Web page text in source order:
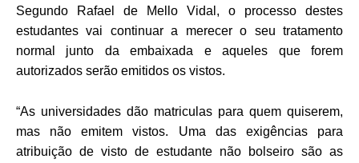
Segundo Rafael de Mello Vidal, o processo destes
estudantes vai continuar a merecer o seu tratamento
normal junto da embaixada e aqueles que forem
autorizados serão emitidos os vistos.
“As universidades dão matriculas para quem quiserem,
mas não emitem vistos. Uma das exigências para
atribuição de visto de estudante não bolseiro são as